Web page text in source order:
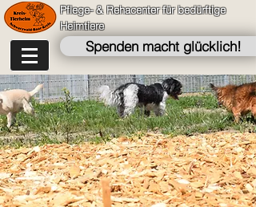
Pflege- & Rehacenter für bedürftige
Heimtiere
Spenden macht glücklich!